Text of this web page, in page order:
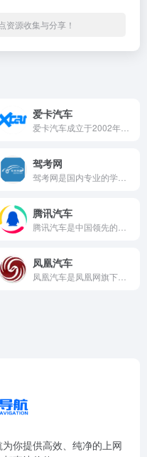
资源收集与分享！
爱卡汽车
驾考网
腾讯汽车
凤凰汽车
你提供高效、纯净的上网